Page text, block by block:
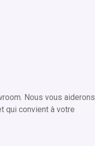
Nous vous aiderons
qui convient à votre